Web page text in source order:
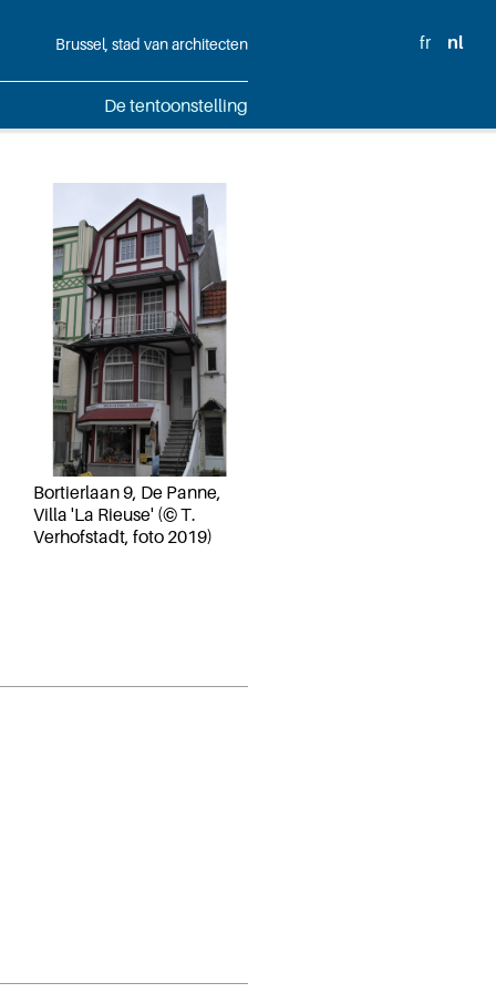
Brussel, stad van architecten
De tentoonstelling
fr nl
Bortierlaan 9, De Panne,
Villa 'La Rieuse' (© T.
Verhofstadt, foto 2019)